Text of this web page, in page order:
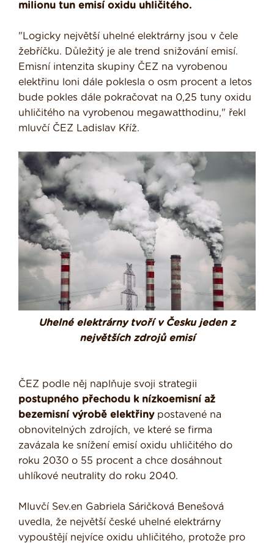
milionu tun emisí oxidu uhličitého.
"Logicky největší uhelné elektrárny jsou v čele
žebříčku. Důležitý je ale trend snižování emisí.
Emisní intenzita skupiny ČEZ na vyrobenou
elektřinu loni dále poklesla o osm procent a letos
bude pokles dále pokračovat na 0,25 tuny oxidu
uhličitého na vyrobenou megawatthodinu," řekl
mluvčí ČEZ Ladislav Kříž.
Uhelné elektrárny tvoří v Česku jeden z
největších zdrojů emisí
ČEZ podle něj naplňuje svoji strategii
postupného přechodu k nízkoemisní až
bezemisní výrobě elektřinypostavené na
obnovitelných zdrojích, ve které se firma
zavázala ke snížení emisí oxidu uhličitého do
roku 2030 o 55 procent a chce dosáhnout
uhlíkové neutrality do roku 2040.
Mluvčí Sev.en Gabriela Sáričková Benešová
uvedla, že největší české uhelné elektrárny
vypouštějí nejvíce oxidu uhličitého, protože pro